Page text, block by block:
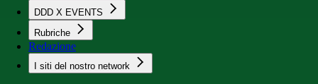
DDD X EVENTS
Rubriche
Redazione
I siti del nostro network